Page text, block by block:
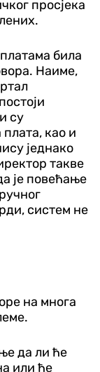
просјека
била
Наиме,
су
као и
једнако
такве
је повећање
систем не
на многа
да ли ће
или ће